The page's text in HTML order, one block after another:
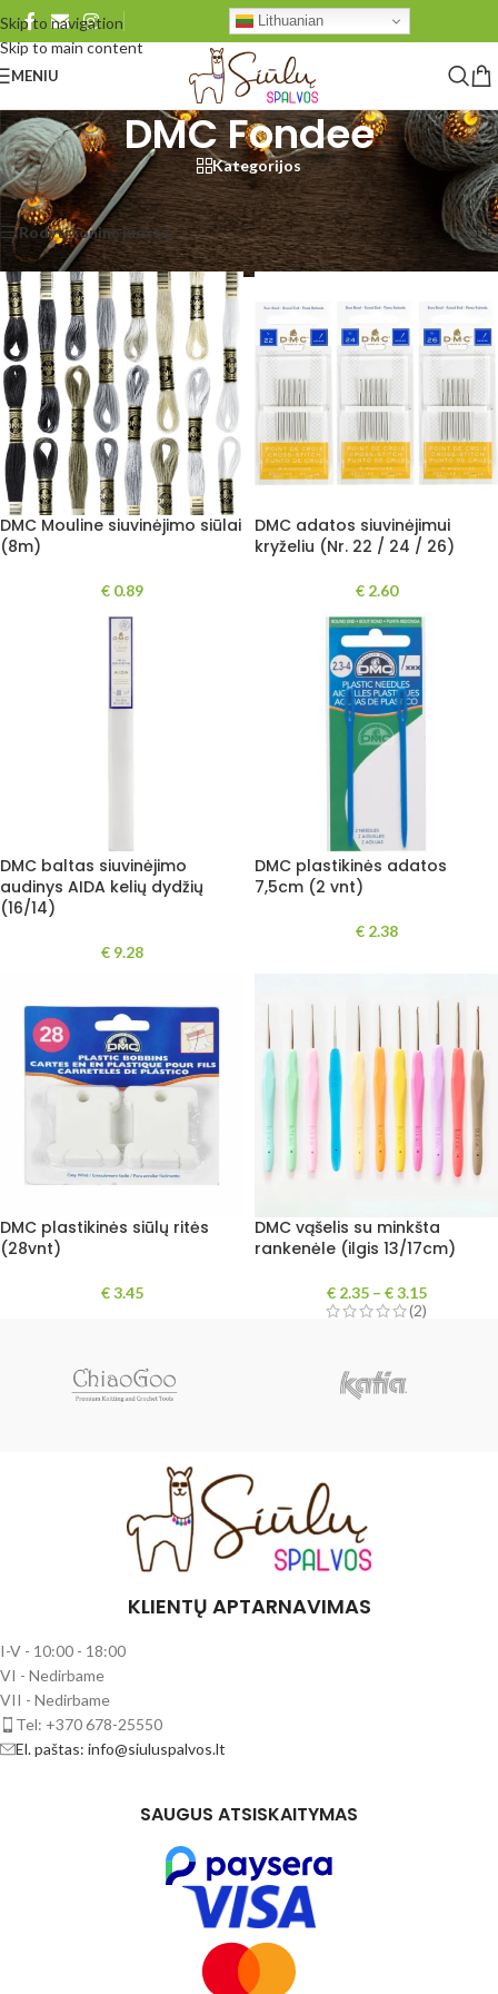
Skip to navigation
Skip to main content
Lithuanian
MENIU
DMC Fondee
Kategorijos
Pradžia/Produkto Brand DMC Fondee Rodomi visi rezultatai: 6
Rodyti šoninę juostą Rodyti 48 96 Visi
DMC Mouline siuvinėjimo siūlai
(8m)
€0.89
DMC adatos siuvinėjimui
kryželiu (Nr. 22 / 24 / 26)
€2.60
DMC baltas siuvinėjimo
audinys AIDA kelių dydžių
(16/14)
€9.28
DMC plastikinės adatos
7,5cm (2 vnt)
€2.38
DMC plastikinės siūlų ritės
(28vnt)
€3.45
DMC vąšelis su minkšta
rankenėle (ilgis 13/17cm)
€2.35 – €3.15
(2)
KLIENTŲ APTARNAVIMAS
I-V - 10:00 - 18:00
VI - Nedirbame
VII - Nedirbame
Tel: +370 678-25550
El. paštas: info@siuluspalvos.lt
SAUGUS ATSISKAITYMAS